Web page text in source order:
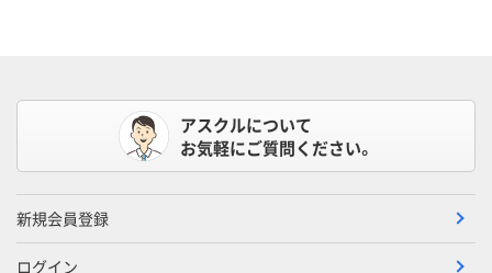
アスクルについて
お気軽にご質問ください。
新規会員登録
ログイン